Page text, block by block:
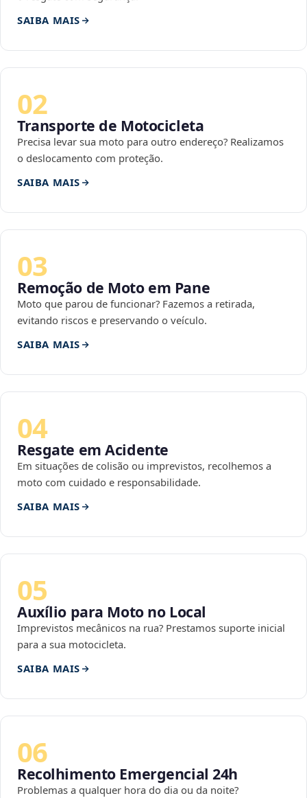
SAIBA MAIS
02
Transporte de Motocicleta
Precisa levar sua moto para outro endereço? Realizamos
o deslocamento com proteção.
SAIBA MAIS
03
Remoção de Moto em Pane
Moto que parou de funcionar? Fazemos a retirada,
evitando riscos e preservando o veículo.
SAIBA MAIS
04
Resgate em Acidente
Em situações de colisão ou imprevistos, recolhemos a
moto com cuidado e responsabilidade.
SAIBA MAIS
05
Auxílio para Moto no Local
Imprevistos mecânicos na rua? Prestamos suporte inicial
para a sua motocicleta.
SAIBA MAIS
06
Recolhimento Emergencial 24h
Problemas a qualquer hora do dia ou da noite?